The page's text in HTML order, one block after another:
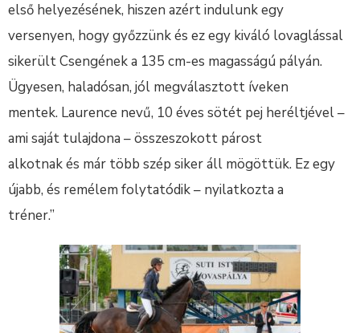
első helyezésének, hiszen azért indulunk egy
versenyen, hogy győzzünk és ez egy kiváló lovaglással
sikerült Csengének a 135 cm-es magasságú pályán.
Ügyesen, haladósan, jól megválasztott íveken
mentek. Laurence nevű, 10 éves sötét pej heréltjével –
ami saját tulajdona – összeszokott párost
alkotnak és már több szép siker áll mögöttük. Ez egy
újabb, és remélem folytatódik – nyilatkozta a
tréner.”